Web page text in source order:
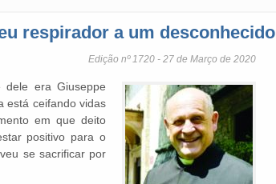
respirador a um desconhecido
Edição nº 1720 - 27 de Março de 2020
era Giuseppe
está ceifando vidas
em que deito
positivo para o
se sacrificar por